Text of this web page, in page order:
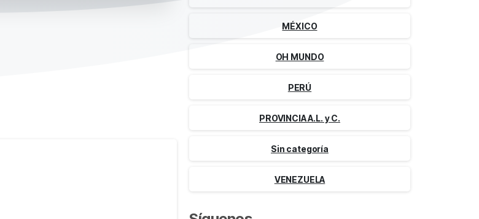
MÉXICO
OH MUNDO
PERÚ
PROVINCIA A.L. y C.
Sin categoría
VENEZUELA